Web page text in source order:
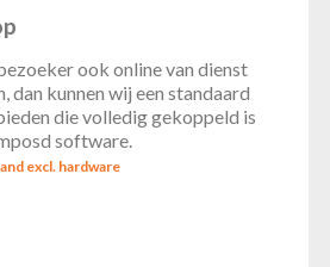
ook online van dienst
dan kunnen wij een standaard
die volledig gekoppeld is
software.
excl. hardware